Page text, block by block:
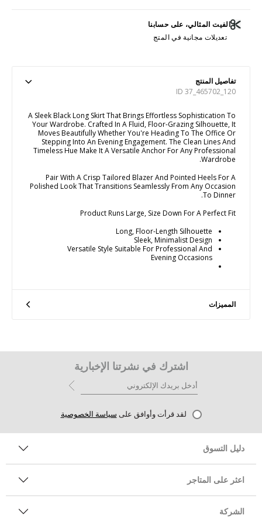
الفيت المثالي، على حسابنا
تعديلات مجانية في المتج
تفاصيل المنتج
ID 37_465702_120
A Sleek Black Long Skirt That Brings Effortless Sophistication To
Your Wardrobe. Crafted In A Fluid, Floor-Grazing Silhouette, It
Moves Beautifully Whether You're Heading To The Office Or
Stepping Into An Evening Engagement. The Clean Lines And
Timeless Hue Make It A Versatile Anchor For Any Professional
Wardrobe.
Pair With A Crisp Tailored Blazer And Pointed Heels For A
Polished Look That Transitions Seamlessly From Any Occasion
To Dinner.
Product Runs Large, Size Down For A Perfect Fit
Long, Floor-Length Silhouette
Sleek, Minimalist Design
Versatile Style Suitable For Professional And
Evening Occasions
المميزات
اشترك في نشرتنا الإخبارية
لقد قرأت وأوافق على سياسة الخصوصية
دليل التسوق
اعثر على المتاجر
الشركة